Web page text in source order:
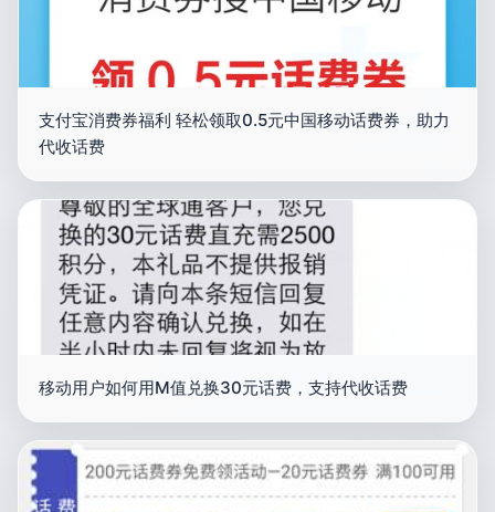
支付宝消费券福利 轻松领取0.5元中国移动话费券，助力
代收话费
移动用户如何用M值兑换30元话费，支持代收话费